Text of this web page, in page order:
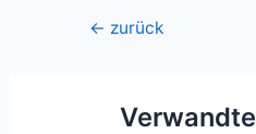
Beitragsnavigation
← zurück